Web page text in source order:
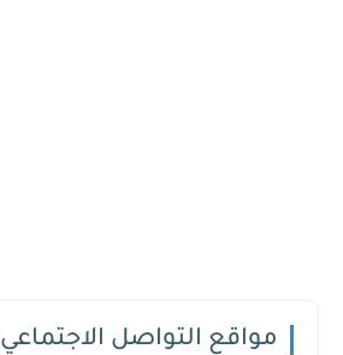
مواقع التواصل الاجتماعي